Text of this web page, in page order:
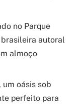
no Parque
autoral
almoço
oásis sob
perfeito para